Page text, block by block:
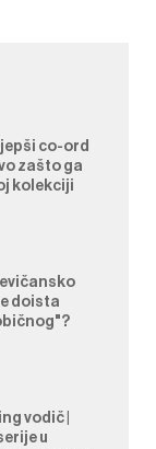
co-ord
zašto ga
kolekciji
doista
vodič |
u